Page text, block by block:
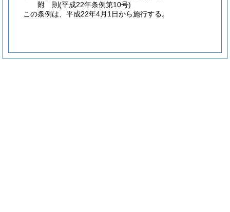
附 則(平成22年条例第10号)
この条例は、平成22年4月1日から施行する。